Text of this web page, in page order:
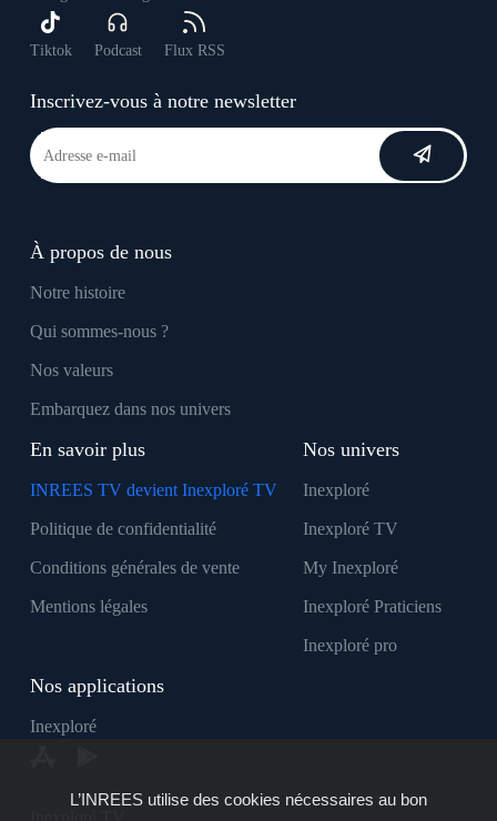
Tiktok Podcast Flux RSS
Inscrivez-vous à notre newsletter
À propos de nous
Notre histoire
Qui sommes-nous ?
Nos valeurs
Embarquez dans nos univers
En savoir plus
INREES TV devient Inexploré TV
Politique de confidentialité
Conditions générales de vente
Mentions légales
Nos univers
Inexploré
Inexploré TV
My Inexploré
Inexploré Praticiens
Inexploré pro
Nos applications
Inexploré
L’INREES utilise des cookies nécessaires au bon